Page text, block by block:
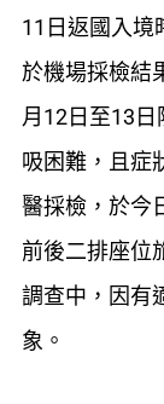
11日返國入境
於機場採檢結
月12日至13
吸困難，且症
醫採檢，於今
前後二排座位
調查中，因有
象。